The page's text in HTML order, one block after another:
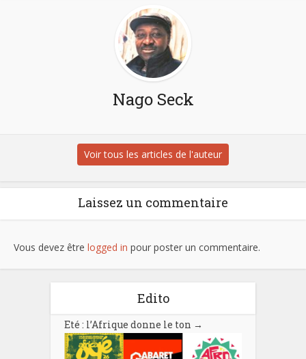
Nago Seck
Voir tous les articles de l'auteur
Laissez un commentaire
Vous devez être logged in pour poster un commentaire.
Edito
Eté : l’Afrique donne le ton →